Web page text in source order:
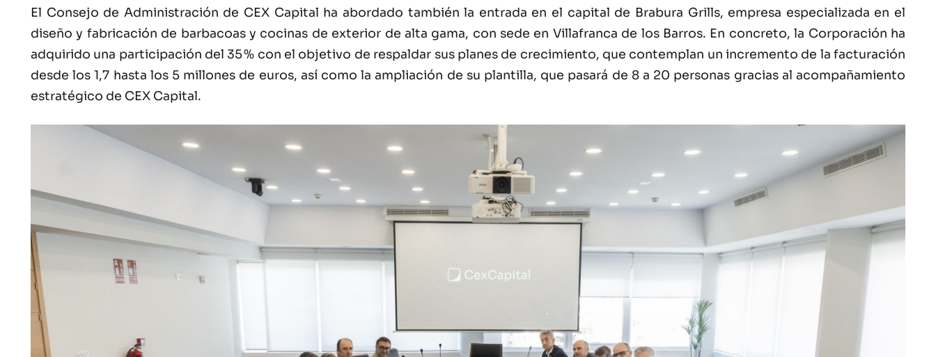
El Consejo de Administración de CEX Capital ha abordado también la entrada en el capital de Brabura Grills, empresa especializada en el
diseño y fabricación de barbacoas y cocinas de exterior de alta gama, con sede en Villafranca de los Barros. En concreto, la Corporación ha
adquirido una participación del 35 % con el objetivo de respaldar sus planes de crecimiento, que contemplan un incremento de la facturación
desde los 1,7 hasta los 5 millones de euros, así como la ampliación de su plantilla, que pasará de 8 a 20 personas gracias al acompañamiento
estratégico de CEX Capital.